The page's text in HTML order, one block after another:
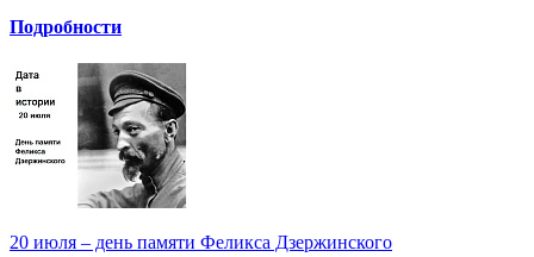
Подробности
20 июля – день памяти Феликса Дзержинского